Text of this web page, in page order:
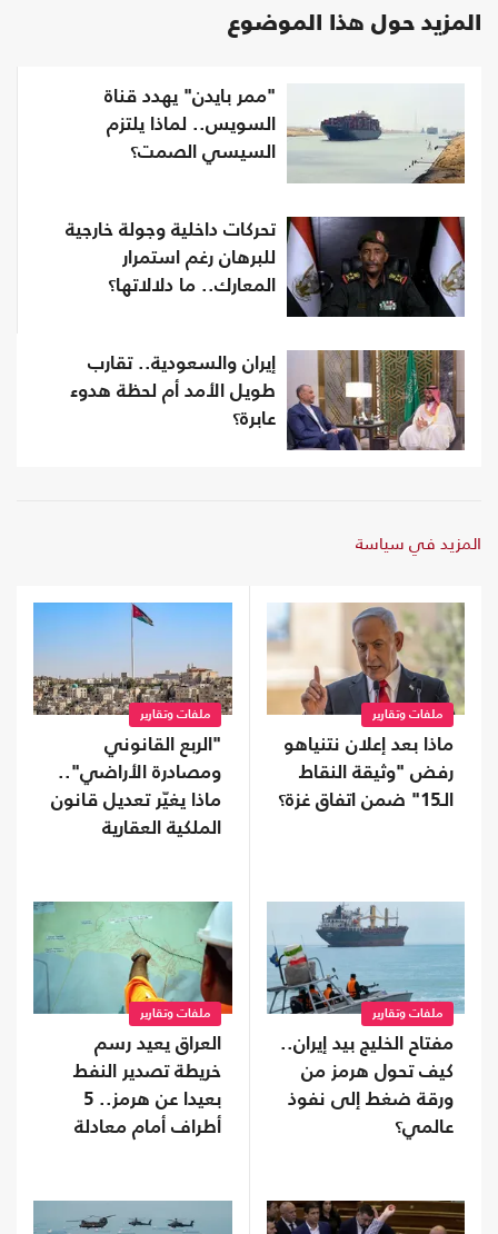
المزيد حول هذا الموضوع
"ممر بايدن" يهدد قناة
السويس.. لماذا يلتزم
السيسي الصمت؟
تحركات داخلية وجولة خارجية
للبرهان رغم استمرار
المعارك.. ما دلالاتها؟
إيران والسعودية.. تقارب
طويل الأمد أم لحظة هدوء
عابرة؟
المزيد في سياسة
ملفات وتقارير
ماذا بعد إعلان نتنياهو
رفض "وثيقة النقاط
الـ15" ضمن اتفاق غزة؟
ملفات وتقارير
"الربع القانوني
ومصادرة الأراضي"..
ماذا يغيّر تعديل قانون
الملكية العقارية
ملفات وتقارير
مفتاح الخليج بيد إيران..
كيف تحول هرمز من
ورقة ضغط إلى نفوذ
عالمي؟
ملفات وتقارير
العراق يعيد رسم
خريطة تصدير النفط
بعيدا عن هرمز.. 5
أطراف أمام معادلة